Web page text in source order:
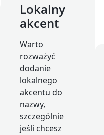
Lokalny
akcent
Warto
rozważyć
dodanie
lokalnego
akcentu do
nazwy,
szczególnie
jeśli chcesz